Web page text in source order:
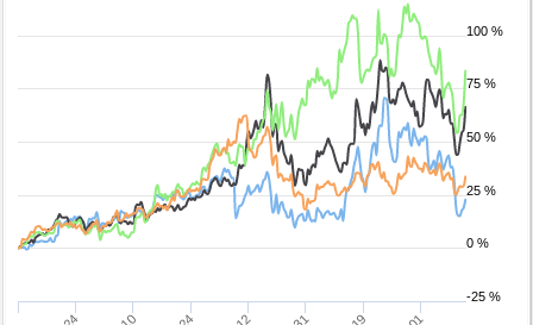
-25 %
0 %
25 %
50 %
75 %
100 %